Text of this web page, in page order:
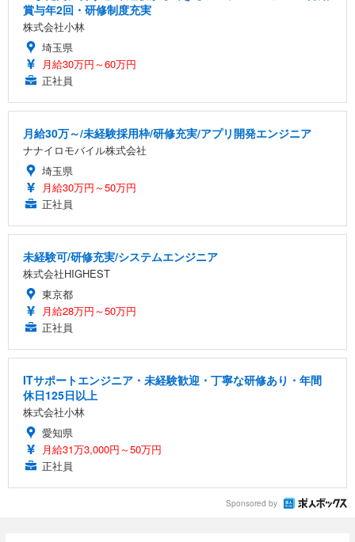
賞与年2回・研修制度充実
株式会社小林
埼玉県
月給30万円～60万円
正社員
月給30万～/未経験採用枠/研修充実/アプリ開発エンジニア
ナナイロモバイル株式会社
埼玉県
月給30万円～50万円
正社員
未経験可/研修充実/システムエンジニア
株式会社HIGHEST
東京都
月給28万円～50万円
正社員
ITサポートエンジニア・未経験歓迎・丁寧な研修あり・年間
休日125日以上
株式会社小林
愛知県
月給31万3,000円～50万円
正社員
Sponsored by